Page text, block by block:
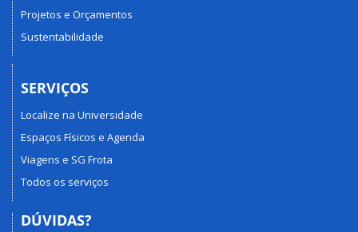
Projetos e Orçamentos
Sustentabilidade
SERVIÇOS
Localize na Universidade
Espaços Físicos e Agenda
Viagens e SG Frota
Todos os serviços
DÚVIDAS?